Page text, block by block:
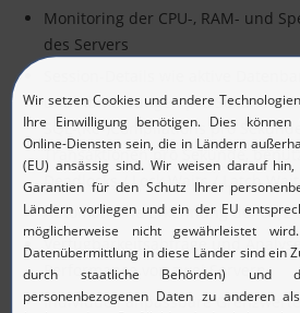
Monitoring der CPU-, RAM- und
des Servers
und Abmeldungen pro Sekunde,
SQL-(Re-)Compilations pro
Transaktionen pro Sekunde,
Deadlocks / Lock Waits / Latch
Automatische Erkennung der
Verfügbarkeitsabfrage und Analyse
Performance von zwei Servern
Individuell anpassbare